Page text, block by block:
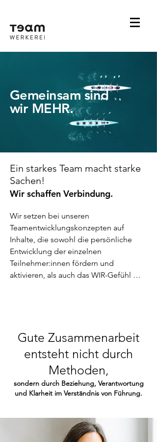
Gemeinsam sind
wir MEHR.
Ein starkes Team macht starke
Sachen!
Wir schaffen Verbindung.
Wir setzen bei unseren
Teamentwicklungskonzepten auf
Inhalte, die sowohl die persönliche
Entwicklung der einzelnen
Teilnehmer:innen fördern und
aktivieren, als auch das WIR-Gefühl
selbst, sind wir in der Lage auch gut für
wertvollen Beitrag im Team zu leisten.
Und wenn es uns dann gelingt, die
vorhandenen Ressourcen und
Potenziale im Team zu bündeln und
einer Blume ein ganzer Blumenstrauß.
Gute Zusammenarbeit
entsteht nicht durch
Methoden,
sondern durch Beziehung, Verantwortung
und Klarheit im Verständnis von Führung.